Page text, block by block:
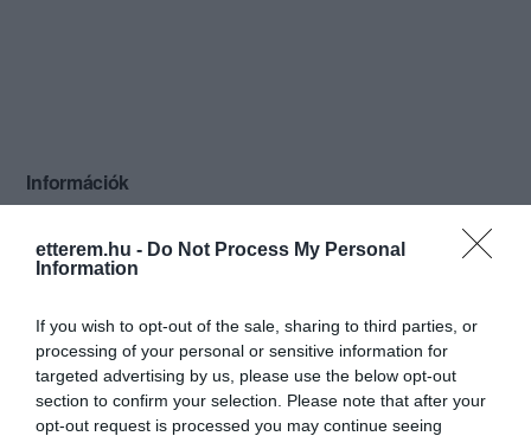
etterem.hu - Do Not Process My Personal
Information
If you wish to opt-out of the sale, sharing to third parties, or
processing of your personal or sensitive information for
targeted advertising by us, please use the below opt-out
section to confirm your selection. Please note that after your
opt-out request is processed you may continue seeing
Információk
Elfogadott kártyák:
Felszereltség:
WIFI, Melegétel, Élőzene, Terasz,
Parkoló, Kártyás fizetés
Rólunk:
Jelen pillanatban azon kevesek közé